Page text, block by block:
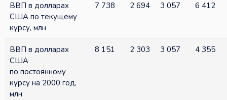
ВВП в долларах
США по текущему
курсу, млн
7 738 2 694 3 057 6 412
ВВП в долларах
США
по постоянному
курсу на 2000 год,
млн
8 151 2 303 3 057 4 355